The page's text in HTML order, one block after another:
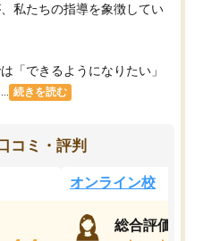
私たちの指導を象徴してい
「できるようになりたい」
続きを読む
コミ・評判
オンライン校
総合評価